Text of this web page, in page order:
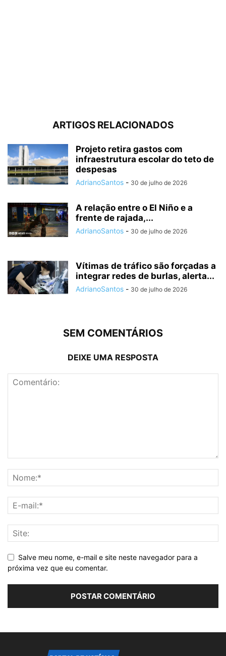
ARTIGOS RELACIONADOS
Projeto retira gastos com
infraestrutura escolar do teto de
despesas
AdrianoSantos - 30 de julho de 2026
A relação entre o El Niño e a
frente de rajada,...
AdrianoSantos - 30 de julho de 2026
Vítimas de tráfico são forçadas a
integrar redes de burlas, alerta...
AdrianoSantos - 30 de julho de 2026
SEM COMENTÁRIOS
DEIXE UMA RESPOSTA
Salve meu nome, e-mail e site neste navegador para a
próxima vez que eu comentar.